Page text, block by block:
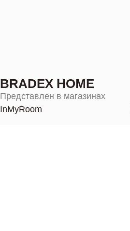
BRADEX HOME
Представлен в магазинах
InMyRoom